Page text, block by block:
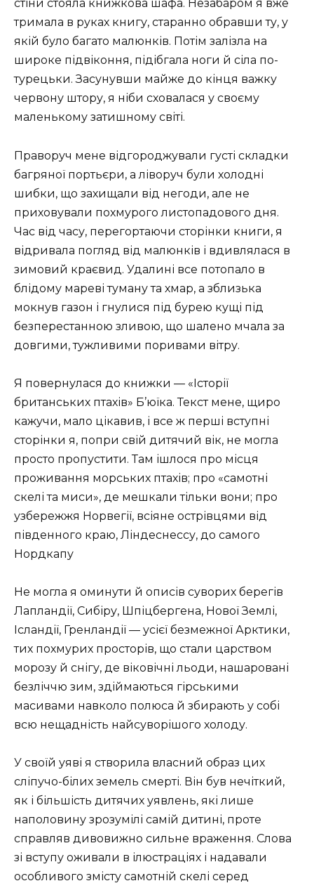
стіни стояла книжкова шафа. Незабаром я вже
тримала в руках книгу, старанно обравши ту, у
якій було багато малюнків. Потім залізла на
широке підвіконня, підібгала ноги й сіла по-
турецьки. Засунувши майже до кінця важку
червону штору, я ніби сховалася у своєму
маленькому затишному світі.
Праворуч мене відгороджували густі складки
багряної портьєри, а ліворуч були холодні
шибки, що захищали від негоди, але не
приховували похмурого листопадового дня.
Час від часу, перегортаючи сторінки книги, я
відривала погляд від малюнків і вдивлялася в
зимовий краєвид. Удалині все потопало в
блідому мареві туману та хмар, а зблизька
мокнув газон і гнулися під бурею кущі під
безперестанною зливою, що шалено мчала за
довгими, тужливими поривами вітру.
Я повернулася до книжки — «Історії
британських птахів» Б’юїка. Текст мене, щиро
кажучи, мало цікавив, і все ж перші вступні
сторінки я, попри свій дитячий вік, не могла
просто пропустити. Там ішлося про місця
проживання морських птахів; про «самотні
скелі та миси», де мешкали тільки вони; про
узбережжя Норвегії, всіяне острівцями від
південного краю, Ліндеснессу, до самого
Нордкапу
Не могла я оминути й описів суворих берегів
Лапландії, Сибіру, Шпіцбергена, Нової Землі,
Ісландії, Гренландії — усієї безмежної Арктики,
тих похмурих просторів, що стали царством
морозу й снігу, де віковічні льоди, нашаровані
безліччю зим, здіймаються гірськими
масивами навколо полюса й збирають у собі
всю нещадність найсуворішого холоду.
У своїй уяві я створила власний образ цих
сліпучо-білих земель смерті. Він був нечіткий,
як і більшість дитячих уявлень, які лише
наполовину зрозумілі самій дитині, проте
справляв дивовижно сильне враження. Слова
зі вступу оживали в ілюстраціях і надавали
особливого змісту самотній скелі серед